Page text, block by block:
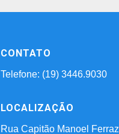
CONTATO
Telefone: (19) 3446.9030
LOCALIZAÇÃO
Rua Capitão Manoel Ferraz